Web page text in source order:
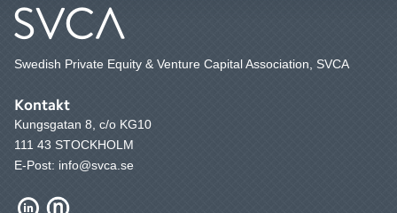
Swedish Private Equity & Venture Capital Association, SVCA
Kontakt
Kungsgatan 8, c/o KG10
111 43 STOCKHOLM
E-Post: info@svca.se